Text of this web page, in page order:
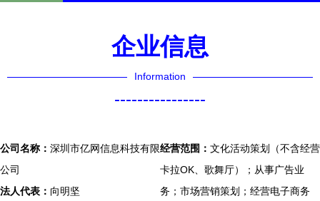
企业信息
Information
----------------
公司名称： 深圳市亿网信息科技有限
公司
法人代表： 向明坚
经营范围： 文化活动策划（不含经营
卡拉OK、歌舞厅）；从事广告业
务；市场营销策划；经营电子商务